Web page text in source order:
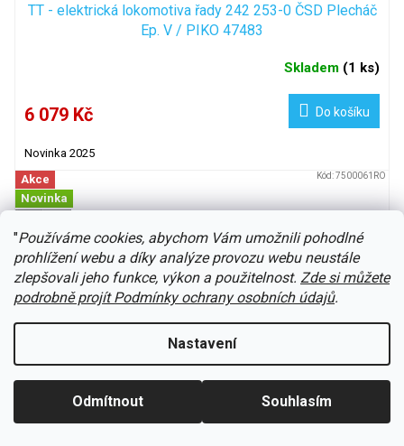
"Používáme cookies, abychom Vám umožnili pohodlné
prohlížení webu a díky analýze provozu webu neustále
zlepšovali jeho funkce, výkon a použitelnost. Zde si můžete
podrobně projít Podmínky ochrany osobních údajů.
Nastavení
Odmítnout Souhlasím
TT - elektrická lokomotiva řady 242 253-0 ČSD Plecháč
Ep. V / PIKO 47483
Skladem (1 ks)
6 079 Kč Do košíku
Novinka 2025
Akce
Novinka
Kód:7500061RO